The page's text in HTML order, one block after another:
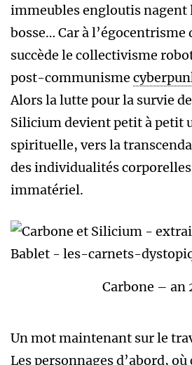
immeubles engloutis nagent
bosse… Car à l’égocentrisme
succède le collectivisme
post-communisme
Alors la lutte pour la survie
Silicium devient petit à petit
spirituelle, vers la
des individualités
immatériel.
Carbone – an
Un mot maintenant sur le
Les personnages d’abord,